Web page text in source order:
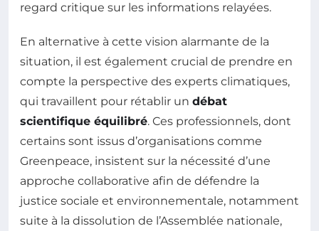
regard critique sur les informations relayées.
En alternative à cette vision alarmante de la
situation, il est également crucial de prendre en
compte la perspective des experts climatiques,
qui travaillent pour rétablir un débat
scientifique équilibré. Ces professionnels, dont
certains sont issus d’organisations comme
Greenpeace, insistent sur la nécessité d’une
approche collaborative afin de défendre la
justice sociale et environnementale, notamment
suite à la dissolution de l’Assemblée nationale,